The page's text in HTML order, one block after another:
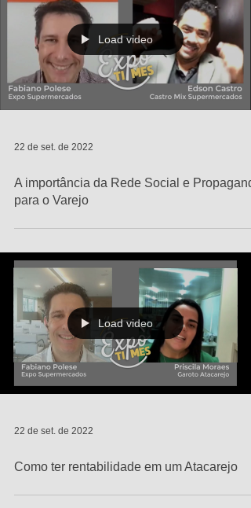
Load video
22 de set. de 2022
A importância da Rede Social e
para o Varejo
Load video
22 de set. de 2022
Como ter rentabilidade em um Atacarejo